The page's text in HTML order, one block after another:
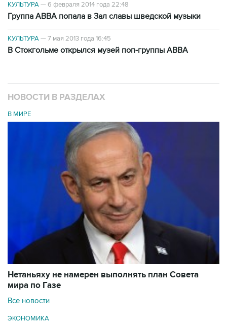
КУЛЬТУРА—6 февраля 2014 года 22:48
Группа АВВА попала в Зал славы шведской музыки
КУЛЬТУРА—7 мая 2013 года 16:45
В Стокгольме открылся музей поп-группы ABBA
НОВОСТИ В РАЗДЕЛАХ
В МИРЕ
Нетаньяху не намерен выполнять план Совета
мира по Газе
Все новости
ЭКОНОМИКА